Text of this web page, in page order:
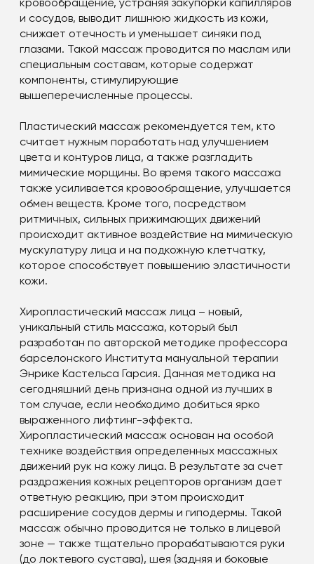
кровообращение, устраняя закупорки капилляров
и сосудов, выводит лишнюю жидкость из кожи,
снижает отечность и уменьшает синяки под
глазами. Такой массаж проводится по маслам или
специальным составам, которые содержат
компоненты, стимулирующие
вышеперечисленные процессы.
Пластический массаж рекомендуется тем, кто
считает нужным поработать над улучшением
цвета и контуров лица, а также разгладить
мимические морщины. Во время такого массажа
также усиливается кровообращение, улучшается
обмен веществ. Кроме того, посредством
ритмичных, сильных прижимающих движений
происходит активное воздействие на мимическую
мускулатуру лица и на подкожную клетчатку,
которое способствует повышению эластичности
кожи.
Хиропластический массаж лица – новый,
уникальный стиль массажа, который был
разработан по авторской методике профессора
барселонского Института мануальной терапии
Энрике Кастельса Гарсия. Данная методика на
сегодняшний день признана одной из лучших в
том случае, если необходимо добиться ярко
выраженного лифтинг-эффекта.
Хиропластический массаж основан на особой
технике воздействия определенных массажных
движений рук на кожу лица. В результате за счет
раздражения кожных рецепторов организм дает
ответную реакцию, при этом происходит
расширение сосудов дермы и гиподермы. Такой
массаж обычно проводится не только в лицевой
зоне — также тщательно прорабатываются руки
(до локтевого сустава), шея (задняя и боковые